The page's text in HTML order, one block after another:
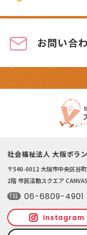
お問い合
社会福祉法人 大阪ボラ
〒540-0012 大阪市中央区谷
2階 市民活動スクエア
TEL 06-6809-4901
Instagram